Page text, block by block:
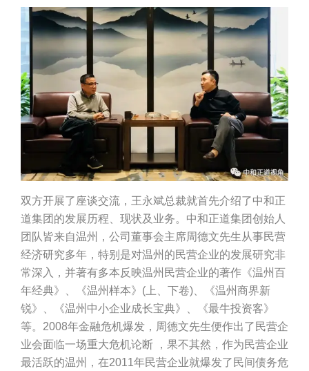
双方开展了座谈交流，王永斌总裁就首先介绍了中和正
道集团的发展历程、现状及业务。中和正道集团创始人
团队皆来自温州，公司董事会主席周德文先生从事民营
经济研究多年，特别是对温州的民营企业的发展研究非
常深入，并著有多本反映温州民营企业的著作《温州百
年经典》、《温州样本》(上、下卷)、《温州商界新
锐》、《温州中小企业成长宝典》、《最牛投资客》
等。2008年金融危机爆发，周德文先生便作出了民营企
业会面临一场重大危机论断 ，果不其然，作为民营企业
最活跃的温州，在2011年民营企业就爆发了民间债务危